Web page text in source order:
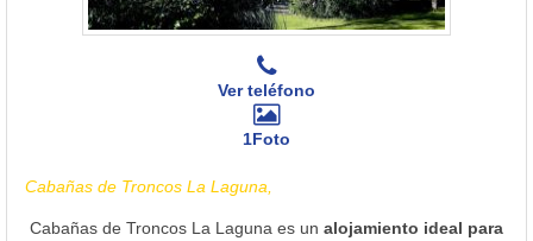
Ver teléfono
1Foto
Cabañas de Troncos La Laguna,
Cabañas de Troncos La Laguna es un alojamiento ideal para